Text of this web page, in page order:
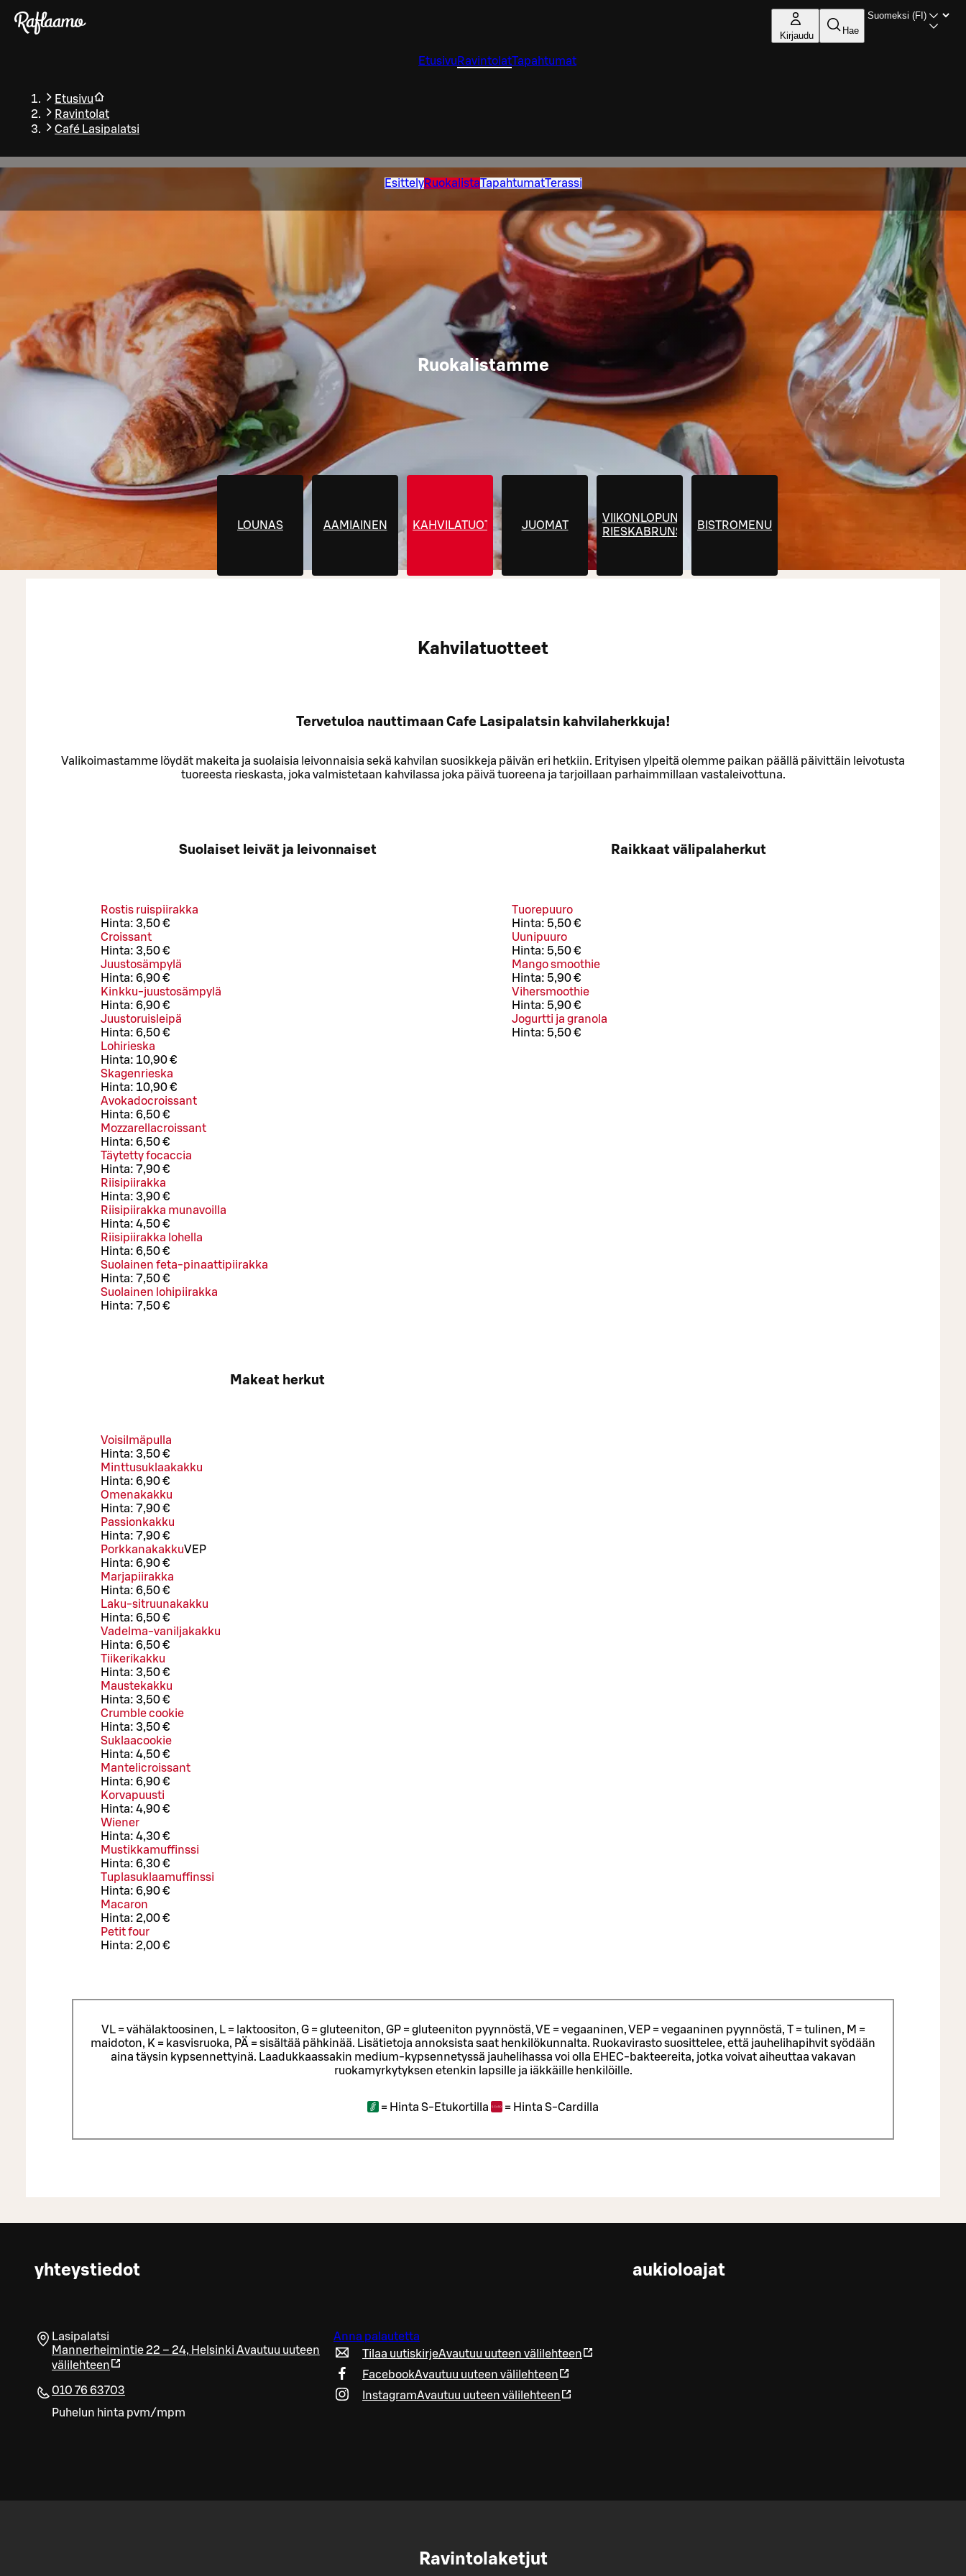
Siirry pääsisältöön
Kirjaudu Hae
Etusivu RavintolatTapahtumat
Etusivu
Ravintolat
Café Lasipalatsi
EsittelyRuokalistaTapahtumatTerassi
Ruokalistamme
LOUNAS AAMIAINEN KAHVILATUOTTEET JUOMAT
VIIKONLOPUN
RIESKABRUNSSI
BISTROMENU
Kahvilatuotteet
Tervetuloa nauttimaan Cafe Lasipalatsin kahvilaherkkuja!
Valikoimastamme löydät makeita ja suolaisia leivonnaisia sekä kahvilan suosikkeja päivän eri hetkiin. Erityisen ylpeitä olemme paikan päällä päivittäin leivotusta
tuoreesta rieskasta, joka valmistetaan kahvilassa joka päivä tuoreena ja tarjoillaan parhaimmillaan vastaleivottuna.
Suolaiset leivät ja leivonnaiset
Rostis ruispiirakka
Hinta: 3,50 €
Croissant
Hinta: 3,50 €
Juustosämpylä
Hinta: 6,90 €
Kinkku-juustosämpylä
Hinta: 6,90 €
Juustoruisleipä
Hinta: 6,50 €
Lohirieska
Hinta: 10,90 €
Skagenrieska
Hinta: 10,90 €
Avokadocroissant
Hinta: 6,50 €
Mozzarellacroissant
Hinta: 6,50 €
Täytetty focaccia
Hinta: 7,90 €
Riisipiirakka
Hinta: 3,90 €
Riisipiirakka munavoilla
Hinta: 4,50 €
Riisipiirakka lohella
Hinta: 6,50 €
Suolainen feta-pinaattipiirakka
Hinta: 7,50 €
Suolainen lohipiirakka
Hinta: 7,50 €
Makeat herkut
Voisilmäpulla
Hinta: 3,50 €
Minttusuklaakakku
Hinta: 6,90 €
Omenakakku
Hinta: 7,90 €
Passionkakku
Hinta: 7,90 €
PorkkanakakkuVEP
Hinta: 6,90 €
Marjapiirakka
Hinta: 6,50 €
Laku-sitruunakakku
Hinta: 6,50 €
Vadelma-vaniljakakku
Hinta: 6,50 €
Tiikerikakku
Hinta: 3,50 €
Maustekakku
Hinta: 3,50 €
Crumble cookie
Hinta: 3,50 €
Suklaacookie
Hinta: 4,50 €
Mantelicroissant
Hinta: 6,90 €
Korvapuusti
Hinta: 4,90 €
Wiener
Hinta: 4,30 €
Mustikkamuffinssi
Hinta: 6,30 €
Tuplasuklaamuffinssi
Hinta: 6,90 €
Macaron
Hinta: 2,00 €
Petit four
Hinta: 2,00 €
Raikkaat välipalaherkut
Tuorepuuro
Hinta: 5,50 €
Uunipuuro
Hinta: 5,50 €
Mango smoothie
Hinta: 5,90 €
Vihersmoothie
Hinta: 5,90 €
Jogurtti ja granola
Hinta: 5,50 €
VL = vähälaktoosinen, L = laktoositon, G = gluteeniton, GP = gluteeniton pyynnöstä, VE = vegaaninen, VEP = vegaaninen pyynnöstä, T = tulinen, M =
maidoton, K = kasvisruoka, PÄ = sisältää pähkinää. Lisätietoja annoksista saat henkilökunnalta. Ruokavirasto suosittelee, että jauhelihapihvit syödään
aina täysin kypsennettyinä. Laadukkaassakin medium-kypsennetyssä jauhelihassa voi olla EHEC-bakteereita, jotka voivat aiheuttaa vakavan
ruokamyrkytyksen etenkin lapsille ja iäkkäille henkilöille.
= Hinta S-Etukortilla = Hinta S-Cardilla
yhteystiedot
Lasipalatsi
Mannerheimintie 22 – 24, Helsinki Avautuu uuteen
välilehteen
010 76 63703
Puhelun hinta pvm/mpm
Anna palautetta
Tilaa uutiskirjeAvautuu uuteen välilehteen
FacebookAvautuu uuteen välilehteen
InstagramAvautuu uuteen välilehteen
aukioloajat
Ravintolaketjut